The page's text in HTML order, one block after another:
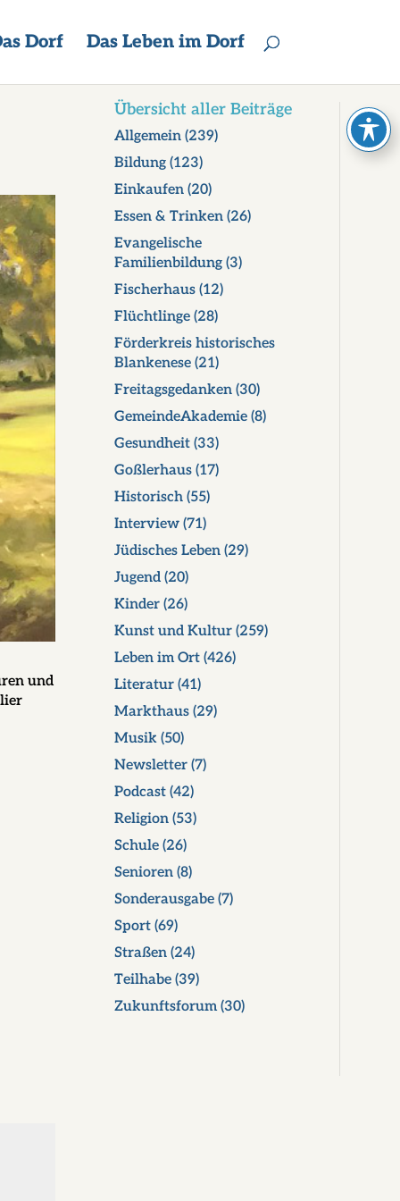
Dorf Das Leben im Dorf
und
Übersicht aller Beiträge
Allgemein (239)
Bildung (123)
Einkaufen (20)
Essen & Trinken (26)
Evangelische
Familienbildung (3)
Fischerhaus (12)
Flüchtlinge (28)
Förderkreis historisches
Blankenese (21)
Freitagsgedanken (30)
GemeindeAkademie (8)
Gesundheit (33)
Goßlerhaus (17)
Historisch (55)
Interview (71)
Jüdisches Leben (29)
Jugend (20)
Kinder (26)
Kunst und Kultur (259)
Leben im Ort (426)
Literatur (41)
Markthaus (29)
Musik (50)
Newsletter (7)
Podcast (42)
Religion (53)
Schule (26)
Senioren (8)
Sonderausgabe (7)
Sport (69)
Straßen (24)
Teilhabe (39)
Zukunftsforum(30)